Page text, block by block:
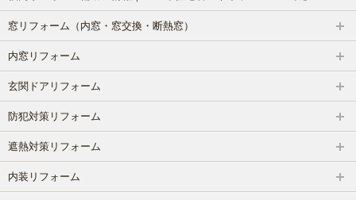
窓リフォーム（内窓・窓交換・断熱窓）
内窓リフォーム
玄関ドアリフォーム
防犯対策リフォーム
遮熱対策リフォーム
内装リフォーム